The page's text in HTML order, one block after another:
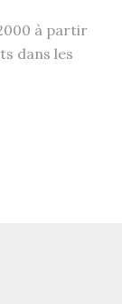
à partir
dans les